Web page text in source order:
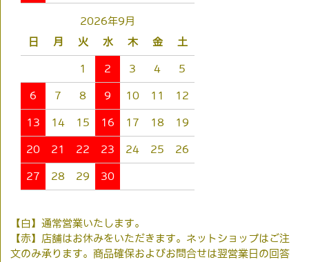
2026年9月
日
月 火 水 木 金 土
1 2 3 4 5
6 7 8 9 10 11 12
13 14 15 16 17 18 19
20 21 22 23 24 25 26
27 28 29 30
【白】通常営業いたします。
【赤】店舗はお休みをいただきます。ネットショップはご注
文のみ承ります。商品確保およびお問合せは翌営業日の回答